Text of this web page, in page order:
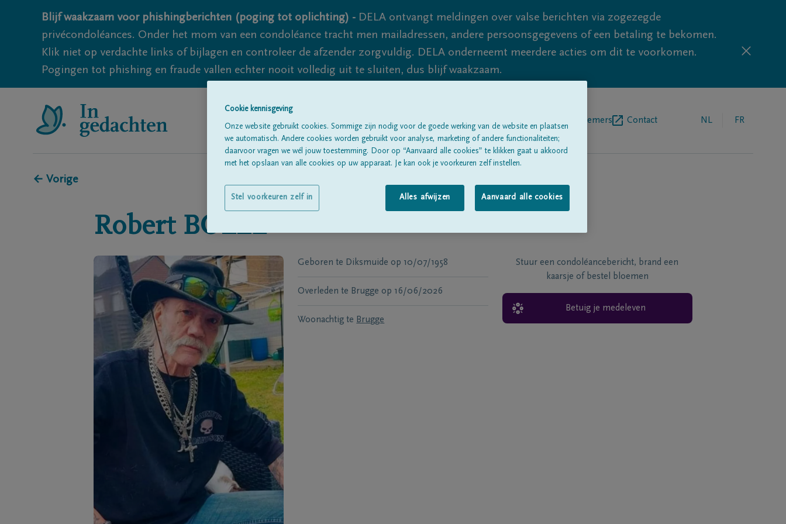
Blijf waakzaam voor phishingberichten (poging tot oplichting) - DELA ontvangt meldingen over valse berichten via zogezegde
privécondoléances. Onder het mom van een condoléance tracht men mailadressen, andere persoonsgegevens of een betaling te bekomen.
Klik niet op verdachte links of bijlagen en controleer de afzender zorgvuldig. DELA onderneemt meerdere acties om dit te voorkomen.
Pogingen tot phishing en fraude vallen echter nooit volledig uit te sluiten, dus blijf waakzaam.
Alle rouwberichten Over ons Begrafenisondernemers Contact NL FR
← Vorige
Robert BOLLE
Geboren te Diksmuide op 10/07/1958
Overleden te Brugge op 16/06/2026
Woonachtig te Brugge
Stuur een condoléancebericht, brand een
kaarsje of bestel bloemen
Betuig je medeleven
Cookie kennisgeving
Onze website gebruikt cookies. Sommige zijn nodig voor de goede werking van de website en plaatsen
we automatisch. Andere cookies worden gebruikt voor analyse, marketing of andere functionaliteiten;
daarvoor vragen we wél jouw toestemming. Door op “Aanvaard alle cookies” te klikken gaat u akkoord
met het opslaan van alle cookies op uw apparaat. Je kan ook je voorkeuren zelf instellen.
Alles afwijzen Aanvaard alle cookies
Stel voorkeuren zelf in